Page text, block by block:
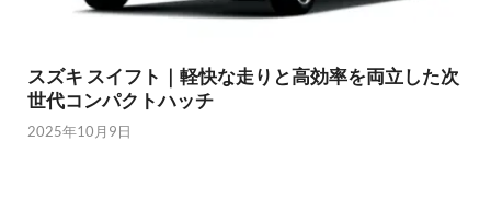
スズキ スイフト｜軽快な走りと高効率を両立した次
世代コンパクトハッチ
2025年10月9日